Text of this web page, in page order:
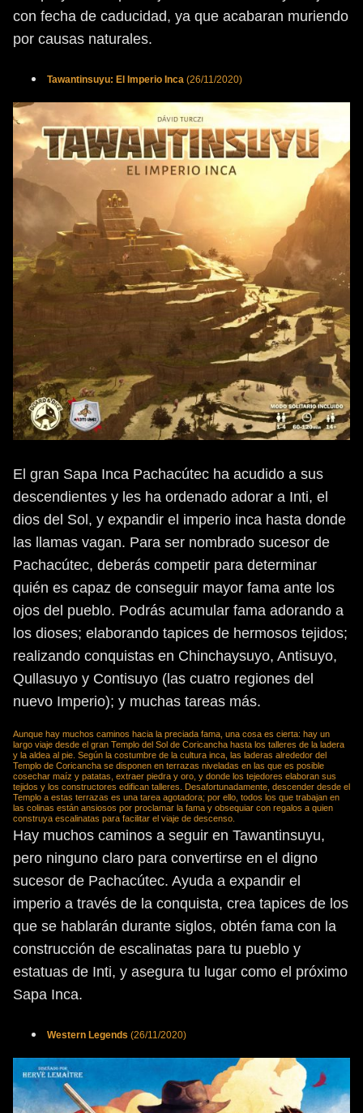
con fecha de caducidad, ya que acabaran muriendo
por causas naturales.
Tawantinsuyu: El Imperio Inca (26/11/2020)
El gran Sapa Inca Pachacútec ha acudido a sus
descendientes y les ha ordenado adorar a Inti, el
dios del Sol, y expandir el imperio inca hasta donde
las llamas vagan. Para ser nombrado sucesor de
Pachacútec, deberás competir para determinar
quién es capaz de conseguir mayor fama ante los
ojos del pueblo. Podrás acumular fama adorando a
los dioses; elaborando tapices de hermosos tejidos;
realizando conquistas en Chinchaysuyo, Antisuyo,
Qullasuyo y Contisuyo (las cuatro regiones del
nuevo Imperio); y muchas tareas más.
Aunque hay muchos caminos hacia la preciada fama, una cosa es cierta: hay un
largo viaje desde el gran Templo del Sol de Coricancha hasta los talleres de la ladera
y la aldea al pie. Según la costumbre de la cultura inca, las laderas alrededor del
Templo de Coricancha se disponen en terrazas niveladas en las que es posible
cosechar maíz y patatas, extraer piedra y oro, y donde los tejedores elaboran sus
tejidos y los constructores edifican talleres. Desafortunadamente, descender desde el
Templo a estas terrazas es una tarea agotadora; por ello, todos los que trabajan en
las colinas están ansiosos por proclamar la fama y obsequiar con regalos a quien
construya escalinatas para facilitar el viaje de descenso.
Hay muchos caminos a seguir en Tawantinsuyu,
pero ninguno claro para convertirse en el digno
sucesor de Pachacútec. Ayuda a expandir el
imperio a través de la conquista, crea tapices de los
que se hablarán durante siglos, obtén fama con la
construcción de escalinatas para tu pueblo y
estatuas de Inti, y asegura tu lugar como el próximo
Sapa Inca.
Western Legends (26/11/2020)